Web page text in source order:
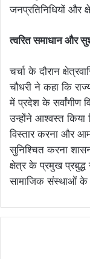
त्वरित समाधान और
चर्चा के दौरान
चौधरी ने कहा कि
में प्रदेश के सर्वांगीण
उन्होंने आश्वस्त किया
विस्तार करना और
सुनिश्चित करना
क्षेत्र के प्रमुख प्रबुद्ध
सामाजिक संस्थाओं के